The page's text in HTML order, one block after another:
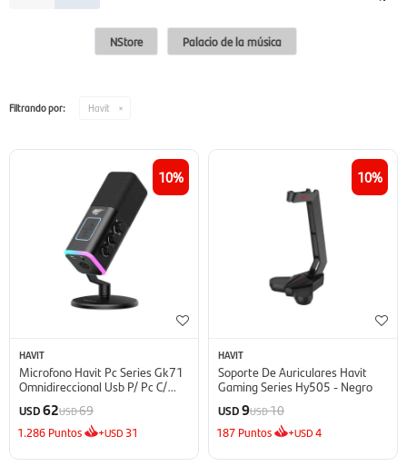
NStore Palacio de la música
Filtrando por: Havit
10
HAVIT
Microfono Havit Pc Series Gk71
Omnidireccional Usb P/ Pc C/
Negro
USD62USD69
1.286 Puntos +USD 31
10
HAVIT
Soporte De Auriculares Havit
Gaming Series Hy505 - Negro
USD9USD10
187 Puntos +USD4